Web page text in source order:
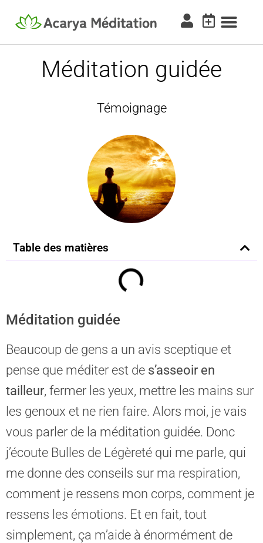
Méditation guidée
Témoignage
Table des matières
Méditation guidée
Beaucoup de gens a un avis sceptique et
pense que méditer est de s’asseoir en
tailleur, fermer les yeux, mettre les mains sur
les genoux et ne rien faire. Alors moi, je vais
vous parler de la méditation guidée. Donc
j’écoute Bulles de Légèreté qui me parle, qui
me donne des conseils sur ma respiration,
comment je ressens mon corps, comment je
ressens les émotions. Et en fait, tout
simplement, ça m’aide à énormément de